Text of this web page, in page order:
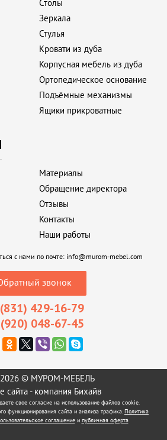
Материалы
Обращение директора
Отзывы
Контакты
Наши работы
Столы
Зеркала
Стулья
Кровати из дуба
Корпусная мебель из дуба
Ортопедическое основание
Подъёмные механизмы
Ящики прикроватные
с нами по почте: info@murom-mebel.com
звонок
429-16-79
048-67-45
2026 © МУРОМ-МЕБЕЛЬ
сайта- компания Бихайв
свое согласие на использование файлов cookie.
функционирования сайта и анализа трафика.Политика
соглашениеи публичная оферта